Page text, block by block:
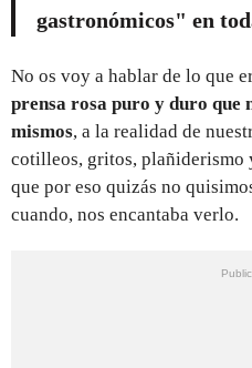
gastronómicos" en
No os voy a hablar de lo que
prensa rosa puro y duro que
mismos, a la realidad de
cotilleos, gritos, plañiderismo
que por eso quizás no
cuando, nos encantaba verlo.